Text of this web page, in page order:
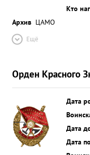
Кто
Архив ЦАМО
Ещё
Орден Красного
Дата
Дата
Дата